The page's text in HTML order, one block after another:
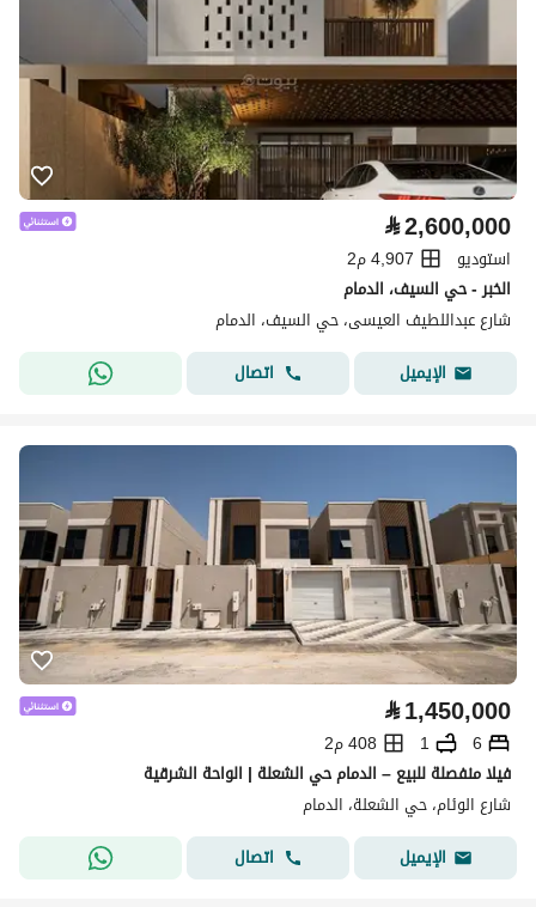
⃁2,600,000
استوديو
4,907 م2
الخبر - حي السيف، الدمام
شارع عبداللطيف العيسى، حي السيف، الدمام
الإيميل
اتصال
⃁1,450,000
6
1
408 م2
فيلا منفصلة للبيع – الدمام حي الشعلة | الواحة الشرقية
شارع الوئام، حي الشعلة، الدمام
الإيميل
اتصال